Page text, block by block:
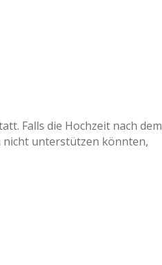
Falls die Hochzeit nach dem
nicht unterstützen könnten,